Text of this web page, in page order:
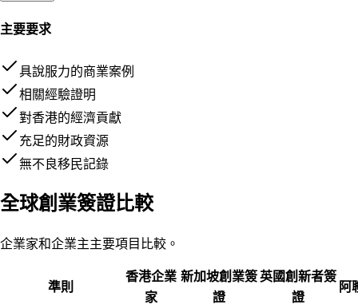
主要要求
具說服力的商業案例
相關經驗證明
對香港的經濟貢獻
充足的財政資源
無不良移民記錄
全球創業簽證比較
企業家和企業主主要項目比較。
準則
香港企業
家
新加坡創業簽
證
英國創新者簽
證
阿